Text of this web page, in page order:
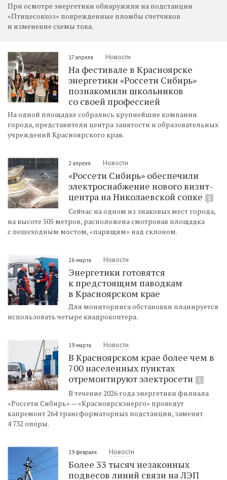
При осмотре энергетики обнаружили на подстанции
«Птицесовхоз» поврежденные пломбы счетчиков
и изменение схемы тока.
17 апреля Новости
На фестивале в Красноярске
энергетики «Россети Сибирь»
познакомили школьников
со своей профессией
На одной площадке собрались крупнейшие компании
города, представители центра занятости и образовательных
учреждений Красноярского края.
2 апреля Новости
«Россети Сибирь» обеспечили
электроснабжение нового визит-
центра на Николаевской сопке
2
Сейчас на одном из знаковых мест города,
на высоте 505 метров, расположена смотровая площадка
с пешеходным мостом, «парящим» над склоном.
26 марта Новости
Энергетики готовятся
к предстоящим паводкам
в Красноярском крае
Для мониторинга обстановки планируется
использовать четыре квадрокоптера.
19 марта Новости
В Красноярском крае более чем в
700 населенных пунктах
отремонтируют электросети
1
В течение 2026 года энергетики филиала
«Россети Сибирь» — «Красноярскэнерго» проведут
капремонт 264 трансформаторных подстанции, заменят
4 732 опоры.
19 февраля Новости
Более 33 тысяч незаконных
подвесов линий связи на ЛЭП